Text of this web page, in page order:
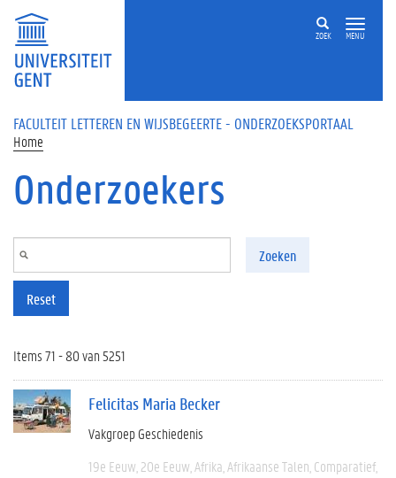
Overslaan en naar de inhoud gaan
ZOEK MENU
FACULTEIT LETTEREN EN WIJSBEGEERTE - ONDERZOEKSPORTAAL
Home
Onderzoekers
Zoeken
Reset
Items 71 - 80 van 5251
Felicitas Maria Becker
Vakgroep Geschiedenis
19e Eeuw 20e Eeuw Afrika Afrikaanse Talen Comparatief